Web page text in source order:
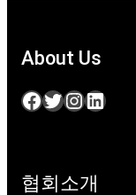
About Us
Facebook Twitter InstagramLinkedIn
협회소개